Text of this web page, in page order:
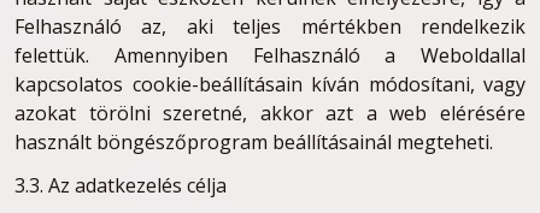
Felhasználó az, aki teljes mértékben rendelkezik
felettük. Amennyiben Felhasználó a Weboldallal
kapcsolatos cookie-beállításain kíván módosítani, vagy
azokat törölni szeretné, akkor azt a web elérésére
használt böngészőprogram beállításainál megteheti.
3.3. Az adatkezelés célja